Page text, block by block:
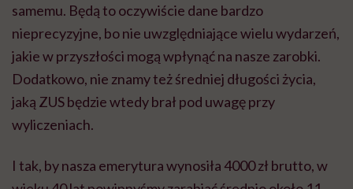
samemu. Będą to oczywiście dane bardzo
nieprecyzyjne, bo nie uwzględniające wielu wydarzeń,
jakie w przyszłości mogą wpłynąć na nasze zarobki.
Dodatkowo, nie znamy też średniej długości życia,
jaką ZUS będzie wtedy brał pod uwagę przy
wyliczeniach.
I tak, by nasza emerytura wynosiła 4000 zł brutto, w